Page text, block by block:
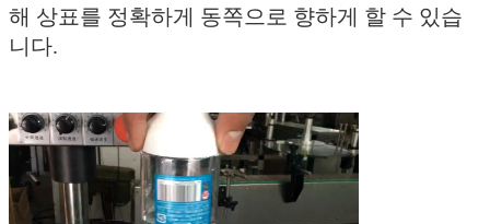
해 상표를 정확하게 동쪽으로 향하게 할 수 있습
니다.